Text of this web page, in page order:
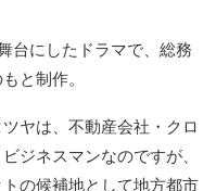
台にしたドラマで、総務
と制作。
ヤは、不動産会社・クロ
ジネスマンなのですが、
の候補地として地方都市